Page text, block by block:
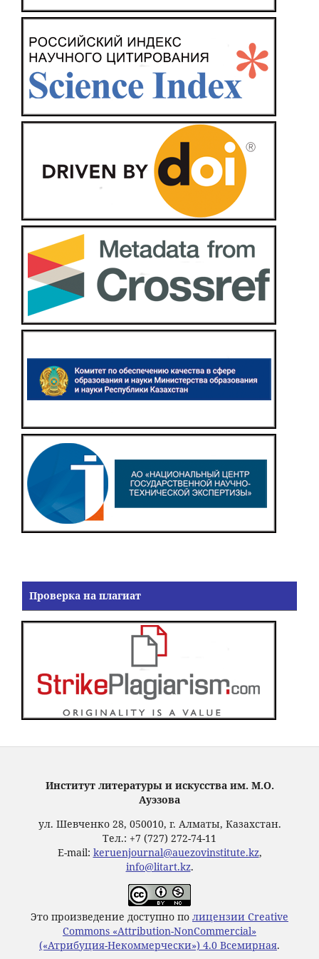
Проверка на плагиат
Институт литературы и искусства им. М.О.
Ауэзова
ул. Шевченко 28, 050010, г. Алматы, Казахстан.
Тел.: +7 (727) 272-74-11
E-mail: keruenjournal@auezovinstitute.kz,
info@litart.kz.
Это произведение доступно по лицензии Creative
Commons «Attribution-NonCommercial»
(«Атрибуция-Некоммерчески») 4.0 Всемирная.